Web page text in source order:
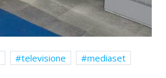
televisione mediaset